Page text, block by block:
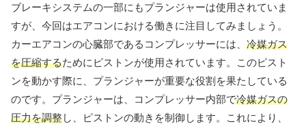
ブレーキシステムの一部にもプランジャーは使用されていま
すが、今回はエアコンにおける働きに注目してみましょう。
カーエアコンの心臓部であるコンプレッサーには、 冷媒ガス
を圧縮するためにピストンが使用されています。このピスト
ンを動かす際に、プランジャーが重要な役割を果たしている
のです。プランジャーは、コンプレッサー内部で冷媒ガスの
圧力を調整し、ピストンの動きを制御します。これにより、